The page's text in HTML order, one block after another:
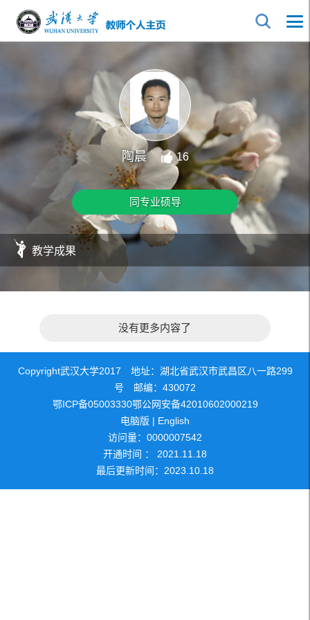
陶晨 16
同专业硕导
教学成果
没有更多内容了
Copyright武汉大学2017 地址：湖北省武汉市武昌区八一路299
号 邮编：430072
鄂ICP备05003330鄂公网安备42010602000219
电脑版 | English
访问量： 0000007542
开通时间 ： 2021 11 18
最后更新时间： 2023 10 18